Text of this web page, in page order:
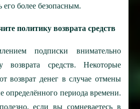
его более безопасным.
политику возврата средств
подписки внимательно
возврата средств. Некоторые
возврат денег в случае отмены
определённого периода времени.
если вы сомневаетесь в